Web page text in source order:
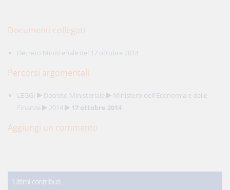
Documenti collegati
Decreto Ministeriale del 17 ottobre 2014
Percorsi argomentali
LEGGI Decreto Ministeriale
Ministero dell'Economia e delle
Finanze
2014 17 ottobre 2014
Aggiungi un commento
Ultimi contributi